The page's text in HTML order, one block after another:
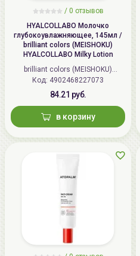
/ 0 отзывов
HYALCOLLABO Молочко
глубокоувлажняющее, 145мл /
brilliant colors (MEISHOKU)
HYALCOLLABO Milky Lotion
brilliant colors (MEISHOKU)
(Япония)
Код: 4902468227073
84.21 руб.
в корзину